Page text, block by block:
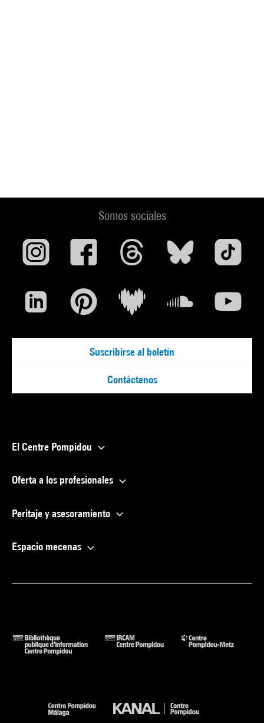
Somos sociales
Suscribirse al boletín
Contáctenos
El Centre Pompidou
Oferta a los profesionales
Peritaje y asesoramiento
Espacio mecenas